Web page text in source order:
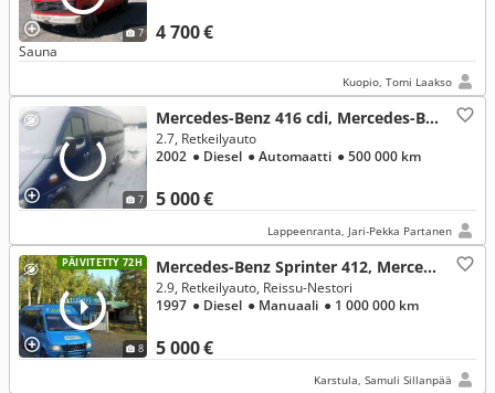
7 4 700 €
Sauna
Kuopio, Tomi Laakso
7
Mercedes-Benz 416 cdi, Mercedes-Benz
5 000 €
2.7, Retkeilyauto
2002 ● Diesel ● Automaatti ● 500 000 km
Lappeenranta, Jari-Pekka Partanen
PÄIVITETTY 72H
8
Mercedes-Benz Sprinter 412, Mercedes-Benz
5 000 €
2.9, Retkeilyauto, Reissu-Nestori
1997 ● Diesel ● Manuaali ● 1 000 000 km
Karstula, Samuli Sillanpää